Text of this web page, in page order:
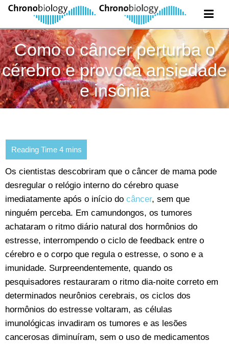
Como o câncer perturba o
cérebro e provoca ansiedade
e insônia
Os cientistas descobriram que o câncer de mama pode
desregular o relógio interno do cérebro quase
imediatamente após o início do câncer, sem que
ninguém perceba. Em camundongos, os tumores
achataram o ritmo diário natural dos hormônios do
estresse, interrompendo o ciclo de feedback entre o
cérebro e o corpo que regula o estresse, o sono e a
imunidade. Surpreendentemente, quando os
pesquisadores restauraram o ritmo dia-noite correto em
determinados neurônios cerebrais, os ciclos dos
hormônios do estresse voltaram, as células
imunológicas invadiram os tumores e as lesões
cancerosas diminuíram, sem o uso de medicamentos